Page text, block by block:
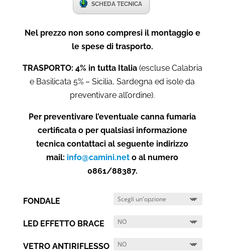
SCHEDA TECNICA
Nel prezzo non sono compresi il montaggio e
le spese di trasporto.
TRASPORTO: 4% in tutta Italia (escluse Calabria
e Basilicata 5% – Sicilia, Sardegna ed isole da
preventivare all’ordine).
Per preventivare l’eventuale canna fumaria
certificata o per qualsiasi informazione
tecnica contattaci al seguente indirizzo
mail: info@camini.net o al numero
0861/88387.
FONDALE
LED EFFETTO BRACE
VETRO ANTIRIFLESSO